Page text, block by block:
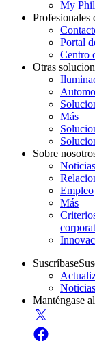
My
Profesionales
Portal
Centro
Otras
Más
Sobre
Noticias
Empleo
Más
Suscríbase
Manténgase